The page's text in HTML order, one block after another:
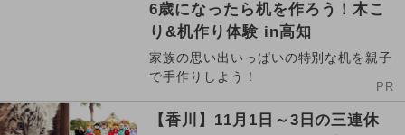
6歳になったら机を作ろう！木こ
り&机作り体験 in高知
家族の思い出いっぱいの特別な机を親子
で手作りしよう！
PR
【香川】11月1日～3日の三連休